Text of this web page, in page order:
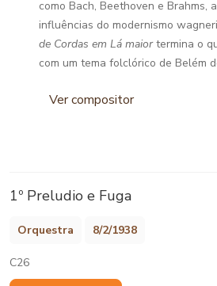
como Bach, Beethoven e Brahms,
influências do modernismo
de Cordas em Lá maiortermina o
com um tema folclórico de Belém
Ver compositor
1º Preludio e Fuga
Orquestra 8/2/1938
C26